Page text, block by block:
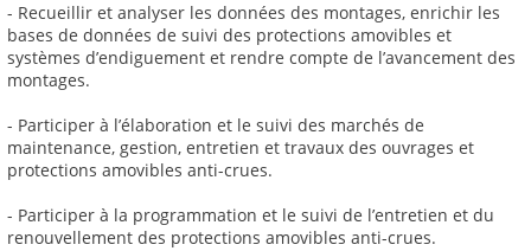
- Recueillir et analyser les données des montages, enrichir les
bases de données de suivi des protections amovibles et
systèmes d’endiguement et rendre compte de l’avancement des
montages.
- Participer à l’élaboration et le suivi des marchés de
maintenance, gestion, entretien et travaux des ouvrages et
protections amovibles anti-crues.
- Participer à la programmation et le suivi de l’entretien et du
renouvellement des protections amovibles anti-crues.